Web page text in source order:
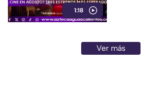
1:18
Ver más